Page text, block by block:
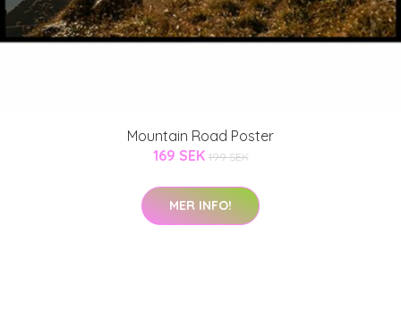
Mountain Road Poster
169 SEK 199 SEK
MER INFO!